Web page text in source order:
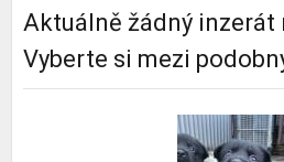
Aktuálně žádný inzerát
Vyberte si mezi